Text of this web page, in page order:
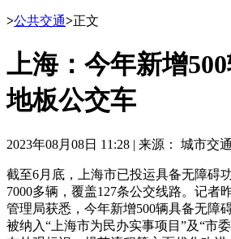
>公共交通>正文
上海：今年新增
地板公交车
2023年08月08日 11:28 | 来源： 城市交
截至6月底，上海市已投运具备无障碍
7000多辆，覆盖127条公交线路。记者
管理局获悉，今年新增500辆具备无障
被纳入“上海市为民办实事项目”及“市